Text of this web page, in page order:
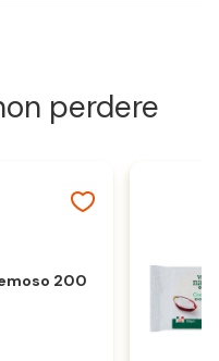
perdere
200